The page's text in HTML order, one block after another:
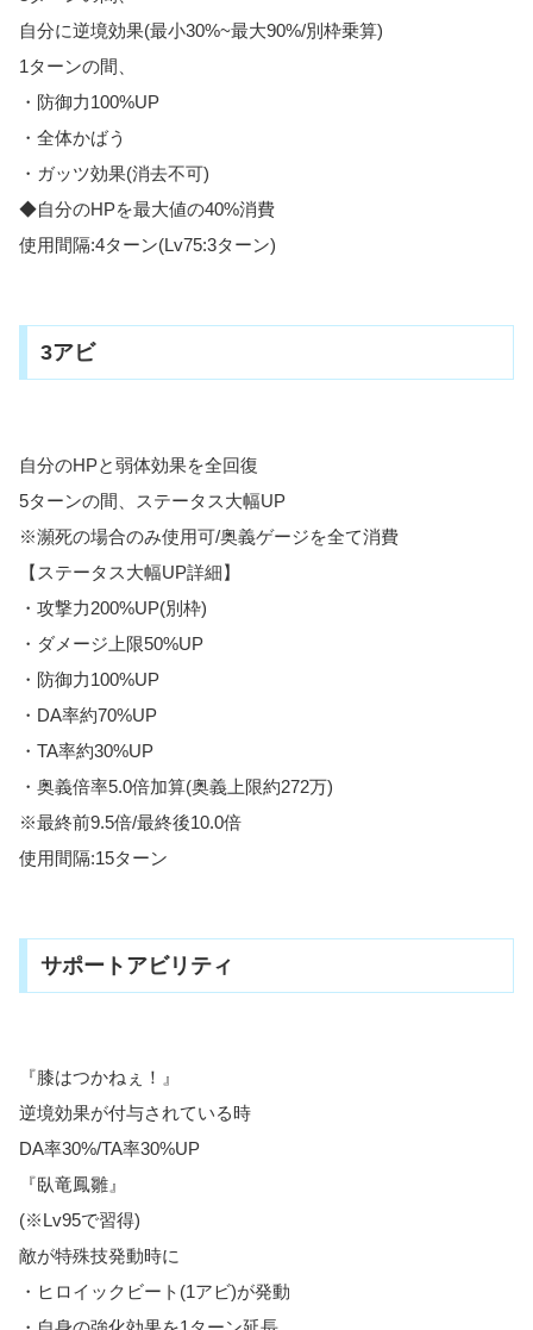
自分に逆境効果(最小30%~最大90%/別枠乗算)
1ターンの間、
・防御力100%UP
・全体かばう
・ガッツ効果(消去不可)
◆自分のHPを最大値の40%消費
使用間隔:4ターン(Lv75:3ターン)
3アビ
自分のHPと弱体効果を全回復
5ターンの間、ステータス大幅UP
※瀕死の場合のみ使用可/奥義ゲージを全て消費
【ステータス大幅UP詳細】
・攻撃力200%UP(別枠)
・ダメージ上限50%UP
・防御力100%UP
・DA率約70%UP
・TA率約30%UP
・奥義倍率5.0倍加算(奥義上限約272万)
※最終前9.5倍/最終後10.0倍
使用間隔:15ターン
サポートアビリティ
『膝はつかねぇ！』
逆境効果が付与されている時
DA率30%/TA率30%UP
『臥竜鳳雛』
(※Lv95で習得)
敵が特殊技発動時に
・ヒロイックビート(1アビ)が発動